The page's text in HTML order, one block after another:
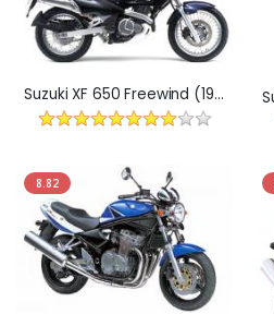
Suzuki XF 650 Freewind (1997-2003)
8.82